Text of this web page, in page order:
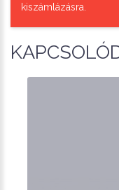
kiszámlázásra.